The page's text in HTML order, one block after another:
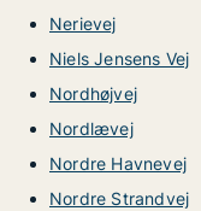
Nerievej
Niels Jensens Vej
Nordhøjvej
Nordlævej
Nordre Havnevej
Nordre Strandvej